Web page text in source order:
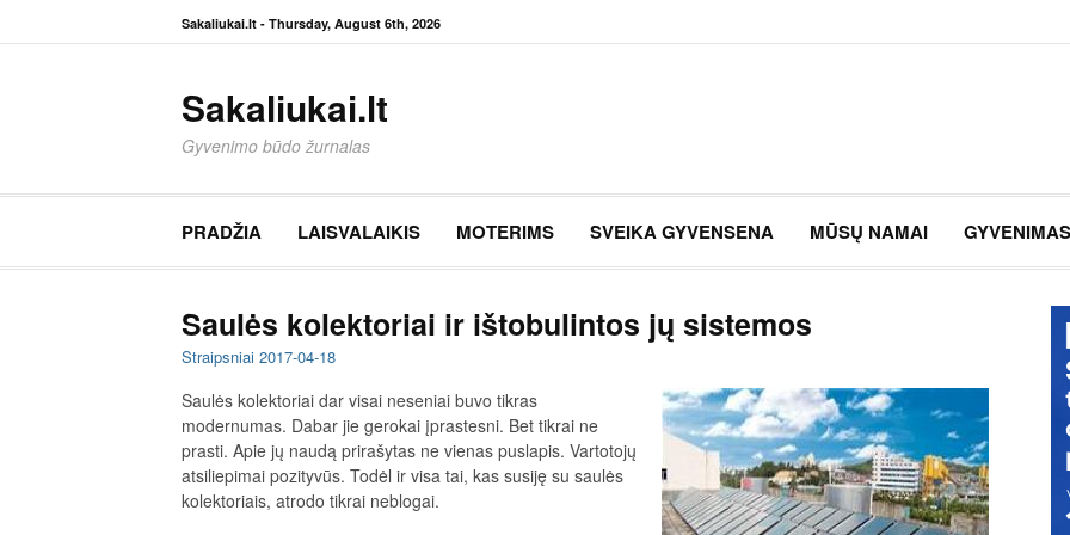
Sakaliukai.lt - Thursday, August 6th, 2026
Sakaliukai.lt
Gyvenimo būdo žurnalas
PRADŽIA LAISVALAIKIS MOTERIMS SVEIKA GYVENSENA MŪSŲ NAMAI GYVENIMAS
Saulės kolektoriai ir ištobulintos jų sistemos
Straipsniai 2017-04-18
Saulės kolektoriai dar visai neseniai buvo tikras
modernumas. Dabar jie gerokai įprastesni. Bet tikrai ne
prasti. Apie jų naudą prirašytas ne vienas puslapis. Vartotojų
atsiliepimai pozityvūs. Todėl ir visa tai, kas susiję su saulės
kolektoriais, atrodo tikrai neblogai.